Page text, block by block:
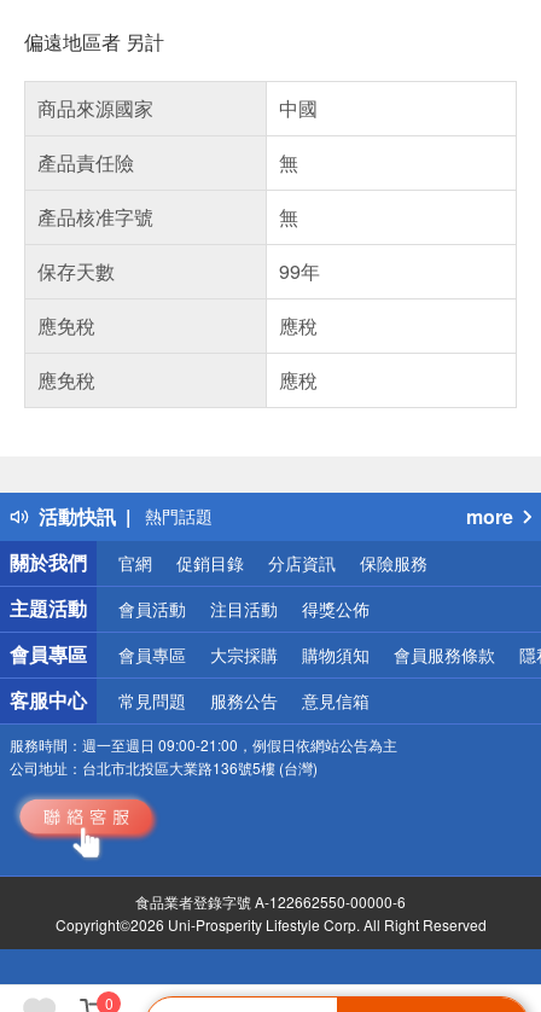
0
偏遠地區者 另計
商品來源國家
中國
產品責任險
無
產品核准字號
無
保存天數
99年
應免稅
應稅
應免稅
應稅
活動快訊
得獎公告
熱門話題
銀行優惠
偏遠地區配送
詐騙網頁！請小心！
more
關於我們
官網 促銷目錄 分店資訊 保險服務
主題活動 會員活動 注目活動 得獎公佈
會員專區 會員專區 大宗採購 購物須知 會員服務條款 隱
客服中心 常見問題 服務公告 意見信箱
服務時間： 週一至週日 09:00-21:00，例假日依網站公告為主
公司地址： 台北市北投區大業路136號5樓 (台灣)
食品業者登錄字號 A-122662550-00000-6
Copyright©2026 Uni-Prosperity Lifestyle Corp. All Right Reserved